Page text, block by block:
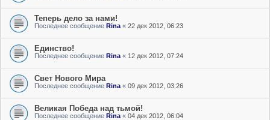
Теперь дело за нами!
Последнее сообщение Rina « 22 дек 2012, 06:23
Единство!
Последнее сообщение Rina « 12 дек 2012, 07:24
Свет Нового Мира
Последнее сообщение Rina « 09 дек 2012, 03:26
Великая Победа над тьмой!
Последнее сообщение Rina « 04 дек 2012, 06:04